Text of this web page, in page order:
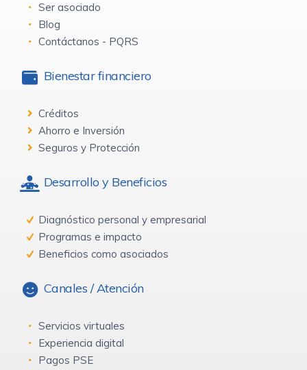
Ser asociado
Blog
Contáctanos - PQRS
Bienestar financiero
Créditos
Ahorro e Inversión
Seguros y Protección
Desarrollo y Beneficios
Diagnóstico personal y empresarial
Programas e impacto
Beneficios como asociados
Canales / Atención
Servicios virtuales
Experiencia digital
Pagos PSE